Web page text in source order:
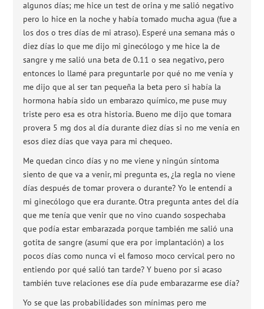
algunos días; me hice un test de orina y me salió negativo
pero lo hice en la noche y había tomado mucha agua (fue a
los dos o tres días de mi atraso). Esperé una semana más o
diez días lo que me dijo mi ginecólogo y me hice la de
sangre y me salió una beta de 0.11 o sea negativo, pero
entonces lo llamé para preguntarle por qué no me venía y
me dijo que al ser tan pequeña la beta pero si había la
hormona había sido un embarazo químico, me puse muy
triste pero esa es otra historia. Bueno me dijo que tomara
provera 5 mg dos al día durante diez días si no me venía en
esos diez días que vaya para mi chequeo.
Me quedan cinco días y no me viene y ningún síntoma
siento de que va a venir, mi pregunta es, ¿la regla no viene
días después de tomar provera o durante? Yo le entendí a
mi ginecólogo que era durante. Otra pregunta antes del día
que me tenía que venir que no vino cuando sospechaba
que podía estar embarazada porque también me salió una
gotita de sangre (asumí que era por implantación) a los
pocos días como nunca vi el famoso moco cervical pero no
entiendo por qué salió tan tarde? Y bueno por si acaso
también tuve relaciones ese día pude embarazarme ese día?
Yo se que las probabilidades son mínimas pero me